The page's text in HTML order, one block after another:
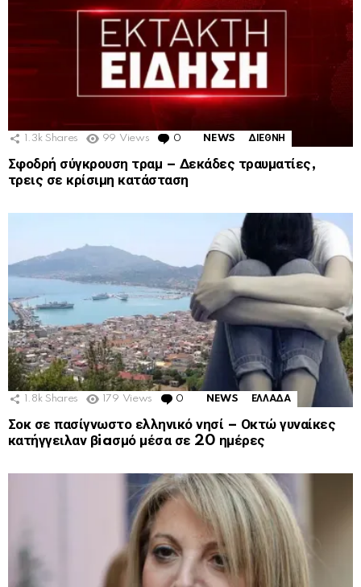
1.3k Shares 99 Views 0 Comments
NEWS ΔΙΕΘΝΗ
Σφοδρή σύγκρουση τραμ – Δεκάδες τραυματίες,
τρεις σε κρίσιμη κατάσταση
1.8k Shares 179 Views 0 Comments
NEWS ΕΛΛΑΔΑ
Σοκ σε πασίγνωστο ελληνικό νησί – Οκτώ γυναίκες
κατήγγειλαν βiaσμό μέσα σε 20 ημέρες